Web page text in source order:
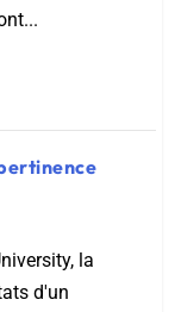
la
d'un